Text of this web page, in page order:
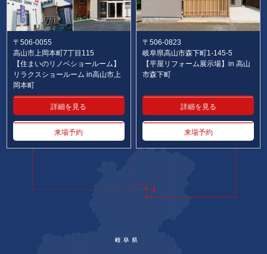
〒506-0055
高山市上岡本町7丁目115
【住まいのリノベショールーム】
リラクスショールーム in高山市上
岡本町
詳細を見る
来場予約
〒506-0823
岐阜県高山市森下町1-145-5
【平屋リフォーム展示場】in 高山
市森下町
詳細を見る
来場予約